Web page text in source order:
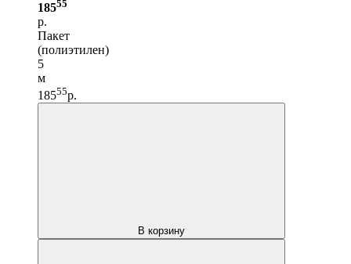
18555
р.
Пакет
(полиэтилен)
5
м
18555р.
В корзину